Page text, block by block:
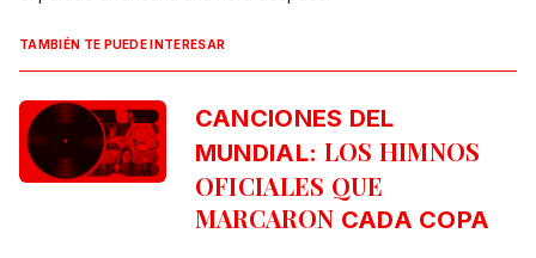
TAMBIÉN TE PUEDE INTERESAR
CANCIONES DEL
MUNDIAL: LOS HIMNOS
OFICIALES QUE
MARCARON CADA COPA